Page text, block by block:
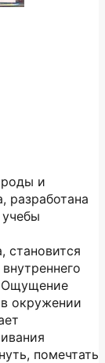
и
разработана
становится
Ощущение
окружении
помечтать